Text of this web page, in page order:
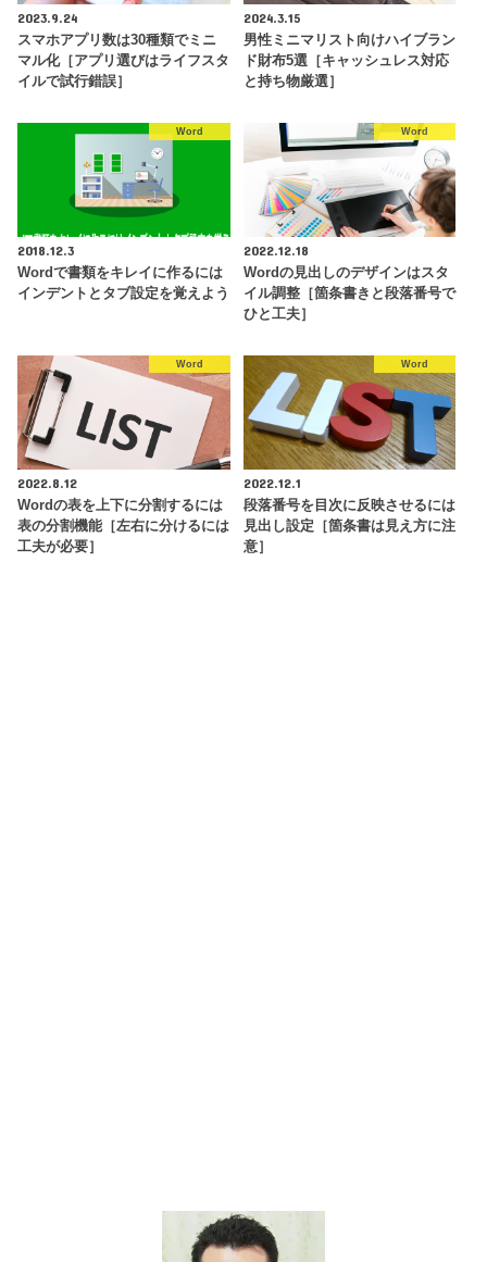
2023.9.24
スマホアプリ数は30種類でミニ
マル化［アプリ選びはライフスタ
イルで試行錯誤］
2024.3.15
男性ミニマリスト向けハイブラン
ド財布5選［キャッシュレス対応
と持ち物厳選］
Word
2018.12.3
Wordで書類をキレイに作るには
インデントとタブ設定を覚えよう
Word
2022.12.18
Wordの見出しのデザインはスタ
イル調整［箇条書きと段落番号で
ひと工夫］
Word
2022.8.12
Wordの表を上下に分割するには
表の分割機能［左右に分けるには
工夫が必要］
Word
2022.12.1
段落番号を目次に反映させるには
見出し設定［箇条書は見え方に注
意］